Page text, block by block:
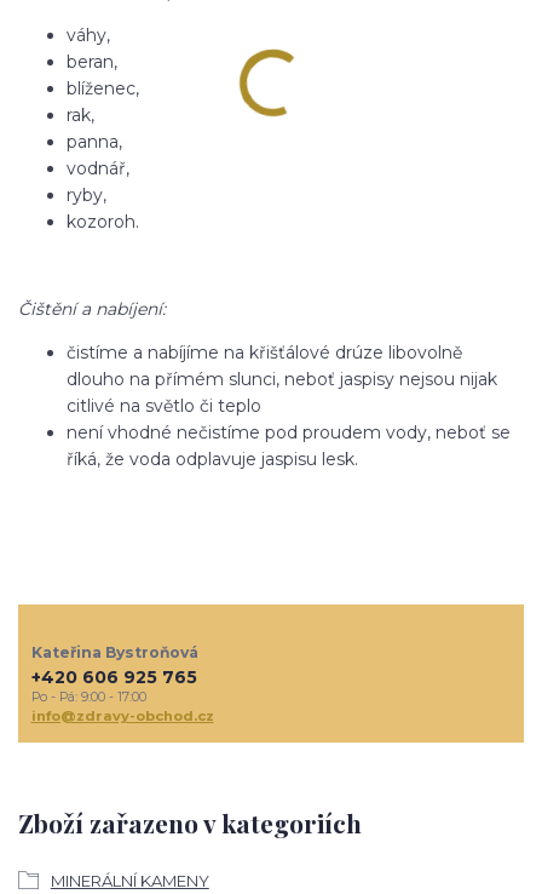
váhy,
beran,
blíženec,
rak,
panna,
vodnář,
ryby,
kozoroh.
Čištění a nabíjení:
čistíme a nabíjíme na křišťálové drúze libovolně
dlouho na přímém slunci, neboť jaspisy nejsou nijak
citlivé na světlo či teplo
není vhodné nečistíme pod proudem vody, neboť se
říká, že voda odplavuje jaspisu lesk.
Zboží zařazeno v kategoriích
MINERÁLNÍ KAMENY
Kateřina Bystroňová
+420 606 925 765
Po - Pá: 9:00 - 17:00
info@zdravy-obchod.cz